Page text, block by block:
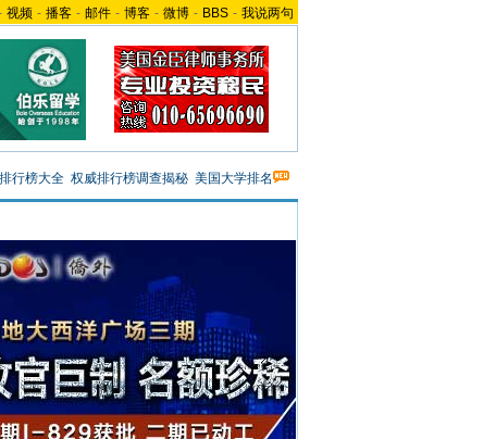
视频 - 播客 - 邮件 - 博客 - 微博 - BBS - 我说两句
行榜大全 权威排行榜调查揭秘 美国大学排名